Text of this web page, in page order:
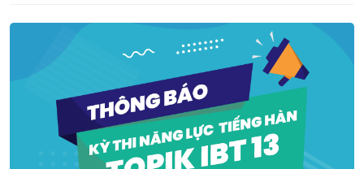
Chí Minh: Từ ngày 16/04/2026 (Thứ Năm) – 21/04/2026 (Thứ Ba)